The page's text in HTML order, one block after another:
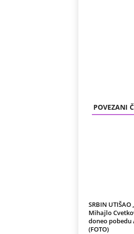
POVEZANI
SRBIN UTIŠAO
Mihajlo
doneo
(FOTO)